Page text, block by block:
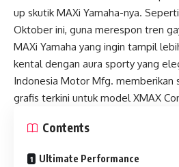
up skutik MAXi Yamaha-nya.
Oktober ini, guna merespon tren
MAXi Yamaha yang ingin tampil
kental dengan aura sporty yang
Indonesia Motor Mfg. memberikan
grafis terkini untuk model XMAX
Contents
Ultimate Performance